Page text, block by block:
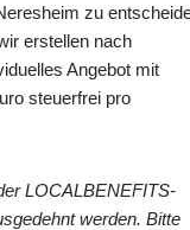
zu
erstellen nach
Angebot mit
steuerfrei pro
LOCALBENEFITS-
werden. Bitte